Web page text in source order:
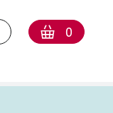
Anzahl
0